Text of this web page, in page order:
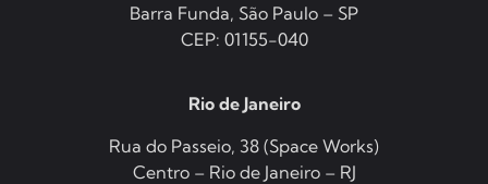
Barra Funda, São Paulo – SP
CEP: 01155-040
Rio de Janeiro
Rua do Passeio, 38 (Space Works)
Centro – Rio de Janeiro – RJ